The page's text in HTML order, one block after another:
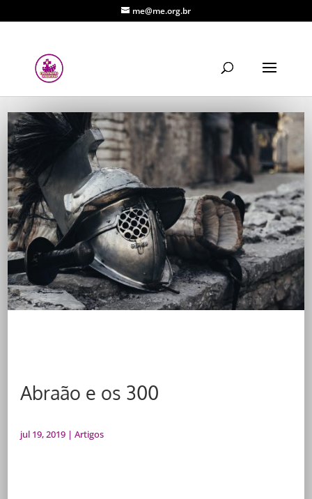
me@me.org.br
Abraão e os 300
jul 19, 2019 |Artigos